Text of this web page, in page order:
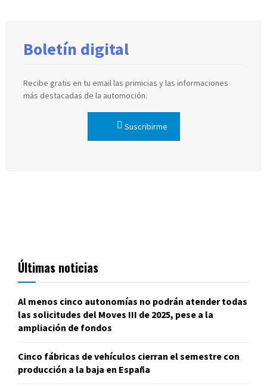
Boletín digital
Recibe gratis en tu email las primicias y las informaciones
más destacadas de la automoción.
Suscribirme
Últimas noticias
Al menos cinco autonomías no podrán atender todas
las solicitudes del Moves III de 2025, pese a la
ampliación de fondos
Cinco fábricas de vehículos cierran el semestre con
producción a la baja en España